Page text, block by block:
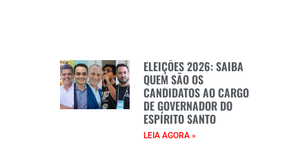
ELEIÇÕES 2026: SAIBA
QUEM SÃO OS
CANDIDATOS AO CARGO
DE GOVERNADOR DO
ESPÍRITO SANTO
LEIA AGORA »